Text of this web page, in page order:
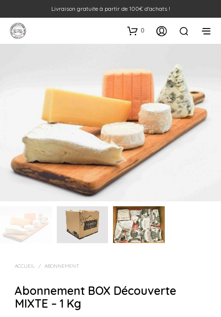
Livraison gratuite à partir de 100€ d'achats !
0
ACCUEIL / ABONNEMENT
Abonnement BOX Découverte
MIXTE – 1 Kg